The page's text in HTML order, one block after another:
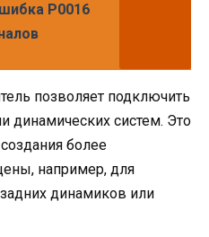
P0016
позволяет подключить
динамических систем. Это
более
например, для
динамиков или